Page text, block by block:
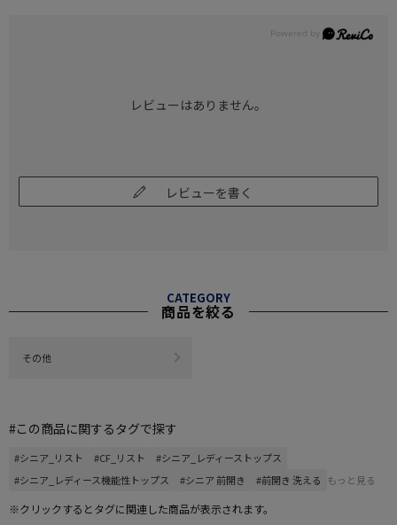
レビューはありません。
レビューを書く
CATEGORY
商品を絞る
その他
#この商品に関するタグで探す
#シニア_リスト #CF_リスト
#シニア_レディーストップス
#シニア_レディース機能性トップス
#シニア 前開き #前開き 洗える もっと見る
※クリックするとタグに関連した商品が表示されます。